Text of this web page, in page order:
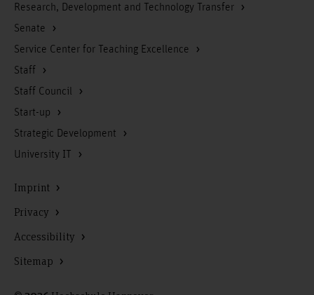
Research, Development and Technology Transfer
Senate
Service Center for Teaching Excellence
Staff
Staff Council
Start-up
Strategic Development
University IT
Imprint
Privacy
Accessibility
Sitemap